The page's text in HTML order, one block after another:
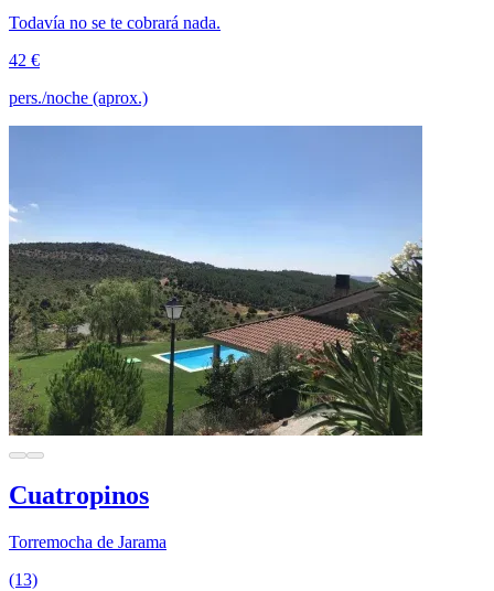
Todavía no se te cobrará nada.
42 €
pers./noche (aprox.)
Cuatropinos
Torremocha de Jarama
(13)